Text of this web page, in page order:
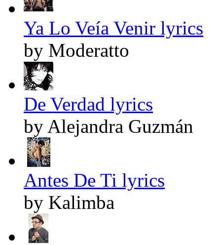
Ya Lo Veía Venir lyrics
by Moderatto
De Verdad lyrics
by Alejandra Guzmán
Antes De Ti lyrics
by Kalimba